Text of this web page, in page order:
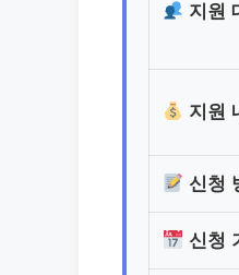
지원
지원
신청
신청